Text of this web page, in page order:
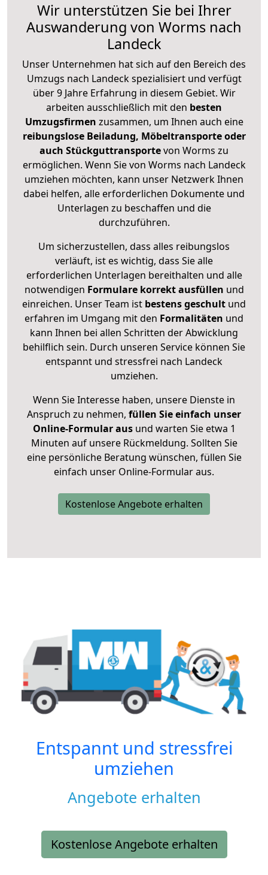
Wir unterstützen Sie bei Ihrer
Auswanderung von Worms nach
Landeck
Unser Unternehmen hat sich auf den Bereich des
Umzugs nach Landeck spezialisiert und verfügt
über 9 Jahre Erfahrung in diesem Gebiet. Wir
arbeiten ausschließlich mit den besten
Umzugsfirmen zusammen, um Ihnen auch eine
reibungslose Beiladung, Möbeltransporte oder
auch Stückguttransportevon Worms zu
ermöglichen. Wenn Sie von Worms nach Landeck
umziehen möchten, kann unser Netzwerk Ihnen
dabei helfen, alle erforderlichen Dokumente und
Unterlagen zu beschaffen und die
durchzuführen.
Um sicherzustellen, dass alles reibungslos
verläuft, ist es wichtig, dass Sie alle
erforderlichen Unterlagen bereithalten und alle
notwendigen Formulare korrekt ausfüllen und
einreichen. Unser Team ist bestens geschult und
erfahren im Umgang mit den Formalitäten und
kann Ihnen bei allen Schritten der Abwicklung
behilflich sein. Durch unseren Service können Sie
entspannt und stressfrei nach Landeck
umziehen.
Wenn Sie Interesse haben, unsere Dienste in
Anspruch zu nehmen, füllen Sie einfach unser
Online-Formular ausund warten Sie etwa 1
Minuten auf unsere Rückmeldung. Sollten Sie
eine persönliche Beratung wünschen, füllen Sie
einfach unser Online-Formular aus.
Kostenlose Angebote erhalten
Entspannt und stressfrei
umziehen
Angebote erhalten
Kostenlose Angebote erhalten